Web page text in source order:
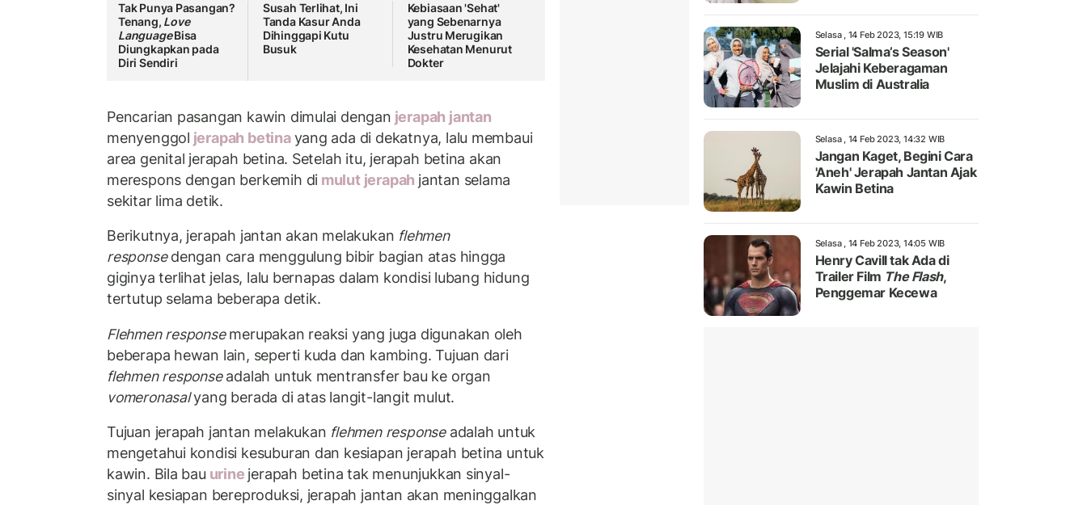
Tak Punya Pasangan?
Tenang, Love
LanguageBisa
Diungkapkan pada
Diri Sendiri
Susah Terlihat, Ini
Tanda Kasur Anda
Dihinggapi Kutu
Busuk
Kebiasaan 'Sehat'
yang Sebenarnya
Justru Merugikan
Kesehatan Menurut
Dokter
Pencarian pasangan kawin dimulai dengan jerapah jantan
menyenggol jerapah betinayang ada di dekatnya, lalu membaui
area genital jerapah betina. Setelah itu, jerapah betina akan
merespons dengan berkemih di mulut jerapah jantan selama
sekitar lima detik.
Berikutnya, jerapah jantan akan melakukan flehmen
responsedengan cara menggulung bibir bagian atas hingga
giginya terlihat jelas, lalu bernapas dalam kondisi lubang hidung
tertutup selama beberapa detik.
Flehmen responsemerupakan reaksi yang juga digunakan oleh
beberapa hewan lain, seperti kuda dan kambing. Tujuan dari
flehmen responseadalah untuk mentransfer bau ke organ
vomeronasalyang berada di atas langit-langit mulut.
Tujuan jerapah jantan melakukan flehmen responseadalah untuk
mengetahui kondisi kesuburan dan kesiapan jerapah betina untuk
kawin. Bila bau urine jerapah betina tak menunjukkan sinyal-
sinyal kesiapan bereproduksi, jerapah jantan akan meninggalkan
Selasa , 14 Feb 2023, 15:19 WIB
Serial 'Salma’s Season'
Jelajahi Keberagaman
Muslim di Australia
Selasa , 14 Feb 2023, 14:32 WIB
Jangan Kaget, Begini Cara
'Aneh' Jerapah Jantan Ajak
Kawin Betina
Selasa , 14 Feb 2023, 14:05 WIB
Henry Cavill tak Ada di
Trailer Film The Flash,
Penggemar Kecewa